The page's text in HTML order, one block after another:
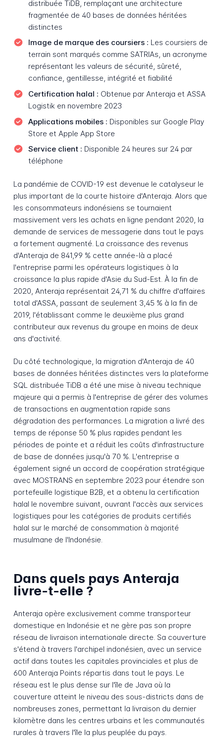
distribuée TiDB, remplaçant une architecture
fragmentée de 40 bases de données héritées
distinctes
Image de marque des coursiers : Les coursiers de
terrain sont marqués comme SATRIAs, un acronyme
représentant les valeurs de sécurité, sûreté,
confiance, gentillesse, intégrité et fiabilité
Certification halal : Obtenue par Anteraja et ASSA
Logistik en novembre 2023
Applications mobiles : Disponibles sur Google Play
Store et Apple App Store
Service client : Disponible 24 heures sur 24 par
téléphone
La pandémie de COVID-19 est devenue le catalyseur le
plus important de la courte histoire d'Anteraja. Alors que
les consommateurs indonésiens se tournaient
massivement vers les achats en ligne pendant 2020, la
demande de services de messagerie dans tout le pays
a fortement augmenté. La croissance des revenus
d'Anteraja de 841,99 % cette année-là a placé
l'entreprise parmi les opérateurs logistiques à la
croissance la plus rapide d'Asie du Sud-Est. À la fin de
2020, Anteraja représentait 24,71 % du chiffre d'affaires
total d'ASSA, passant de seulement 3,45 % à la fin de
2019, l'établissant comme le deuxième plus grand
contributeur aux revenus du groupe en moins de deux
ans d'activité.
Du côté technologique, la migration d'Anteraja de 40
bases de données héritées distinctes vers la plateforme
SQL distribuée TiDB a été une mise à niveau technique
majeure qui a permis à l'entreprise de gérer des volumes
de transactions en augmentation rapide sans
dégradation des performances. La migration a livré des
temps de réponse 50 % plus rapides pendant les
périodes de pointe et a réduit les coûts d'infrastructure
de base de données jusqu'à 70 %. L'entreprise a
également signé un accord de coopération stratégique
avec MOSTRANS en septembre 2023 pour étendre son
portefeuille logistique B2B, et a obtenu la certification
halal le novembre suivant, ouvrant l'accès aux services
logistiques pour les catégories de produits certifiés
halal sur le marché de consommation à majorité
musulmane de l'Indonésie.
Dans quels pays Anteraja
livre-t-elle ?
Anteraja opère exclusivement comme transporteur
domestique en Indonésie et ne gère pas son propre
réseau de livraison internationale directe. Sa couverture
s'étend à travers l'archipel indonésien, avec un service
actif dans toutes les capitales provinciales et plus de
600 Anteraja Points répartis dans tout le pays. Le
réseau est le plus dense sur l'île de Java où la
couverture atteint le niveau des sous-districts dans de
nombreuses zones, permettant la livraison du dernier
kilomètre dans les centres urbains et les communautés
rurales à travers l'île la plus peuplée du pays.